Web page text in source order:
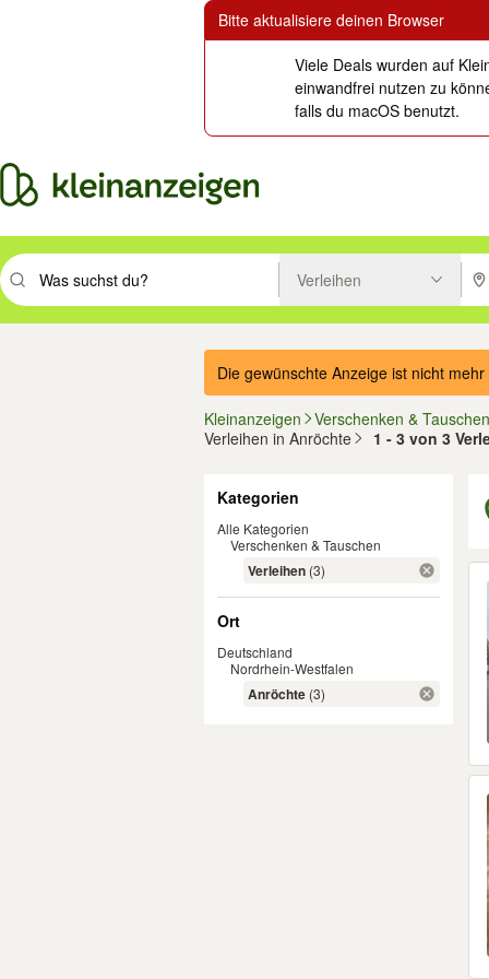
Bitte aktualisiere deinen Browser
Viele Deals wurden auf
einwandfrei nutzen zu
falls du macOS benutzt.
Suchbegriff eingeben. Eingabetaste drücken um zu suchen, oder
Verleihen
Die gewünschte Anzeige ist nicht
Kleinanzeigen
Verschenken & Tauschen
Verleihen in Anröchte
1 - 3 von 3
Kategorien
Alle Kategorien
Verschenken & Tauschen
Verleihen (3)
Ort
Deutschland
Nordrhein-Westfalen
Anröchte (3)